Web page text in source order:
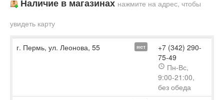
Наличие в магазинах нажмите на адрес, чтобы
увидеть карту
г. Пермь, ул. Леонова, 55 нет
+7 (342) 290-
75-49
Пн-Вс,
9:00-21:00,
без обеда